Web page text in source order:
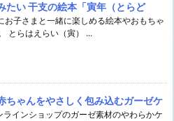
たい 干支の絵本「寅年（とらど
お子さまと一緒に楽しめる絵本やおもちゃ
とらはえらい（寅） ...
ちゃんをやさしく包み込むガーゼケ
ラインショップのガーゼ素材のやわらかケ